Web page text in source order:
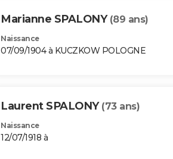
Marianne SPALONY (89 ans)
Naissance
07/09/1904 à KUCZKOW POLOGNE
Laurent SPALONY (73 ans)
Naissance
12/07/1918 à